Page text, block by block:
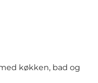
køkken, bad og